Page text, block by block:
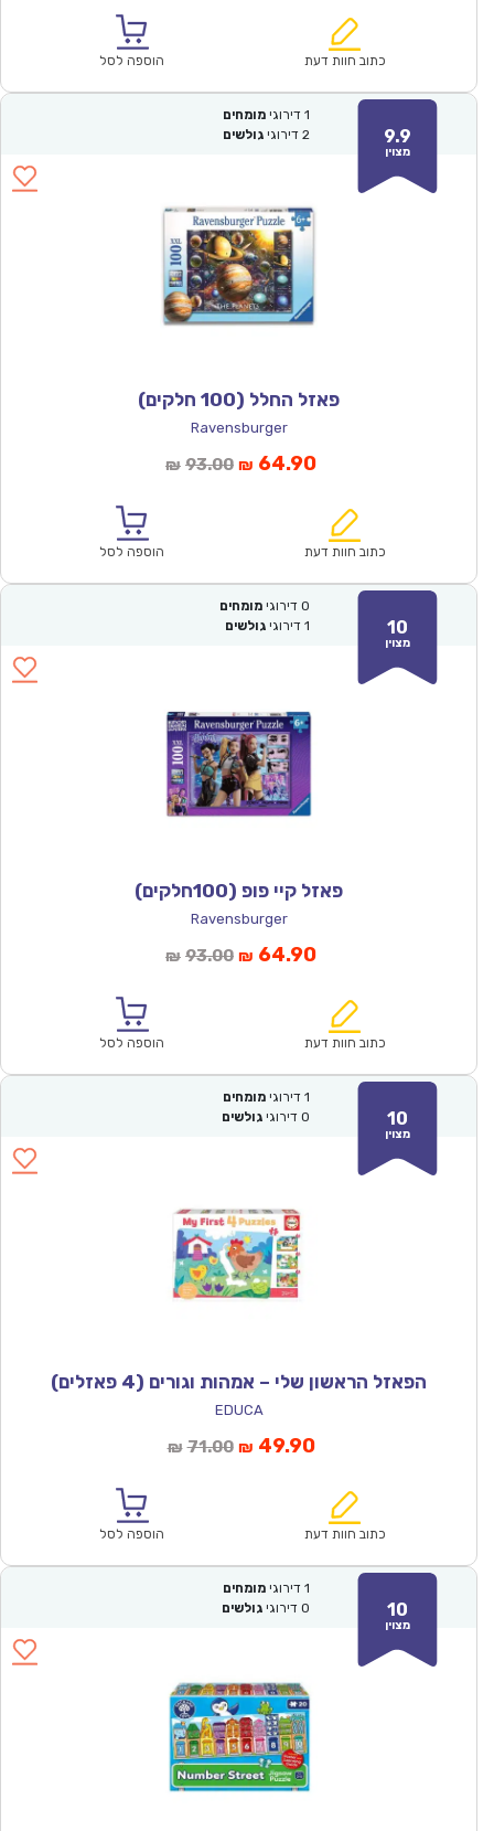
₪61.00.
הוא:
כתוב חוות דעת הוספה לסל
9.9
מצוין
1 דירוגי מומחים
2 דירוגי גולשים
פאזל החלל (100 חלקים)
Ravensburger
₪ 93.00המחיר
₪93.00.
₪ 64.90המחיר
הוא:
כתוב חוות דעת הוספה לסל
10
מצוין
0 דירוגי מומחים
1 דירוגי גולשים
פאזל קיי פופ (100חלקים)
Ravensburger
₪ 93.00המחיר
₪93.00.
₪ 64.90המחיר
הוא:
כתוב חוות דעת הוספה לסל
10
מצוין
1 דירוגי מומחים
0 דירוגי גולשים
הפאזל הראשון שלי – אמהות וגורים (4 פאזלים)
EDUCA
₪ 71.00המחיר
₪71.00.
₪ 49.90המחיר
הוא:
כתוב חוות דעת הוספה לסל
10
מצוין
1 דירוגי מומחים
0 דירוגי גולשים